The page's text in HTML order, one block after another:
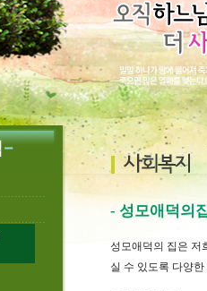
- 성모애덕의
성모애덕의 집은 저
실 수 있도록 다양